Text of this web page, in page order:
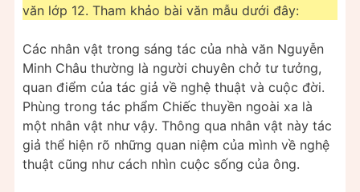
văn lớp 12. Tham khảo bài văn mẫu dưới đây:
Các nhân vật trong sáng tác của nhà văn Nguyễn
Minh Châu thường là người chuyên chở tư tưởng,
quan điểm của tác giả về nghệ thuật và cuộc đời.
Phùng trong tác phẩm Chiếc thuyền ngoài xa là
một nhân vật như vậy. Thông qua nhân vật này tác
giả thể hiện rõ những quan niệm của mình về nghệ
thuật cũng như cách nhìn cuộc sống của ông.